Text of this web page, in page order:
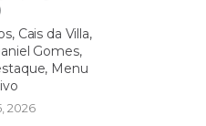
Cais da Villa,
Gomes,
Menu
2026